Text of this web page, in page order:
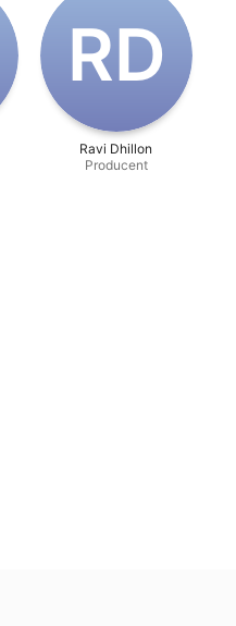
R‌D
Ravi Dhillon
Producent